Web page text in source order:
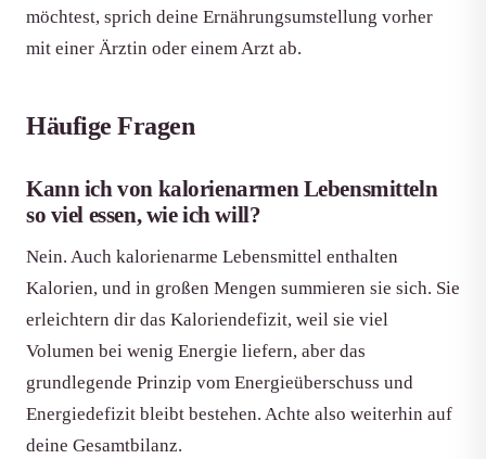
möchtest, sprich deine Ernährungsumstellung vorher
mit einer Ärztin oder einem Arzt ab.
Häufige Fragen
Kann ich von kalorienarmen Lebensmitteln
so viel essen, wie ich will?
Nein. Auch kalorienarme Lebensmittel enthalten
Kalorien, und in großen Mengen summieren sie sich. Sie
erleichtern dir das Kaloriendefizit, weil sie viel
Volumen bei wenig Energie liefern, aber das
grundlegende Prinzip vom Energieüberschuss und
Energiedefizit bleibt bestehen. Achte also weiterhin auf
deine Gesamtbilanz.